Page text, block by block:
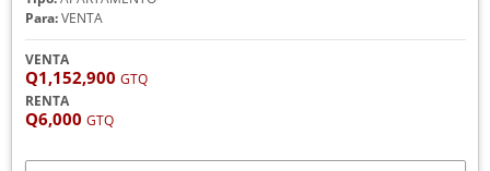
Para:VENTA
VENTA
Q1,152,900 GTQ
RENTA
Q6,000 GTQ